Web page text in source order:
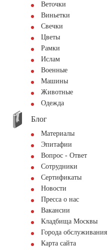
Веточки
Виньетки
Свечки
Цветы
Рамки
Ислам
Военные
Машины
Животные
Одежда
Блог
Материалы
Эпитафии
Вопрос - Ответ
Сотрудники
Сертификаты
Новости
Пресса о нас
Вакансии
Кладбища Москвы
Города обслуживания
Карта сайта